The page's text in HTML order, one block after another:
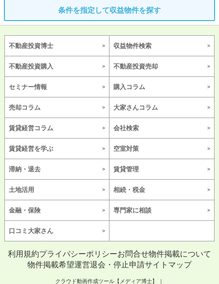
条件を指定して収益物件を探す
不動産投資博士 収益物件検索
不動産投資購入 不動産投資売却
セミナー情報 購入コラム
売却コラム 大家さんコラム
賃貸経営コラム 会社検索
賃貸経営を学ぶ 空室対策
滞納・退去 賃貸管理
土地活用 相続・税金
金融・保険 専門家に相談
口コミ大家さん
利用規約プライバシーポリシーお問合せ物件掲載について
物件掲載希望運営退会・停止申請サイトマップ
クラウド動画作成ツール【メディア博士】